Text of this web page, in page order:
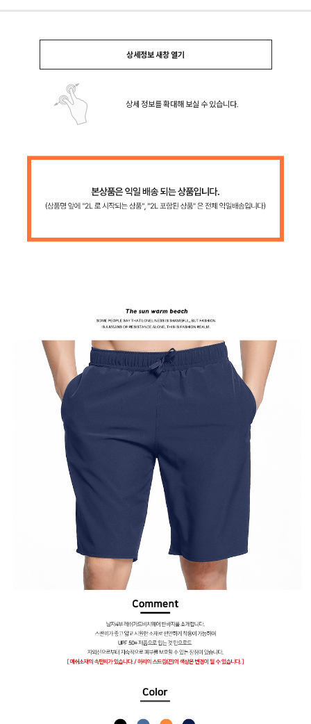
상세정보 새창 열기
상세 정보를 확대해 보실 수 있습니다.